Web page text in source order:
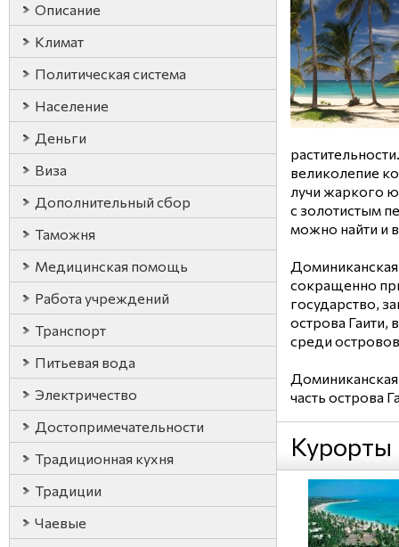
Описание
Климат
Политическая система
Население
Деньги
Виза
Дополнительный сбор
Таможня
Медицинская помощь
Работа учреждений
Транспорт
Питьевая вода
Электричество
Достопримечательности
Традиционная кухня
Традиции
Чаевые
великолепие
лучи жаркого
с золотистым
можно найти и
сокращенно
государство,
острова Гаити,
среди
часть острова
Курорты